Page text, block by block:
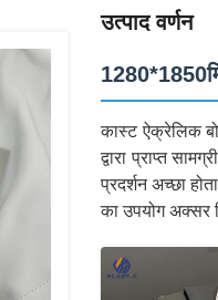
उत्पाद वर्णन
कास्ट ऐक्रेलिक
द्वारा प्राप्त
प्रदर्शन अच्छा
का उपयोग अक्सर